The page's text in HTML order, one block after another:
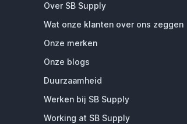
Over SB Supply
Wat onze klanten over ons zeggen
Onze merken
Onze blogs
Duurzaamheid
Werken bij SB Supply
Working at SB Supply